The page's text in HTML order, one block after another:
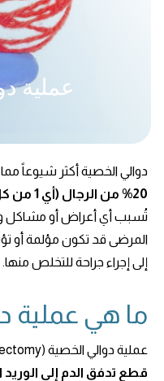
عملية
دوالي الخصية أكثر شيوعاً
20% من الرجال (أي 1 من كل 5 رجال تقريباً)
تُسبب أي أعراض أو مشاكل
المرضى قد تكون مؤلمة أو
إلى إجراء جراحة للتخلص منها.
ما هي عملية
عملية دوالي الخصية (Varicocelectomy) هي جراحة يتم فيها
قطع تدفق الدم إلى